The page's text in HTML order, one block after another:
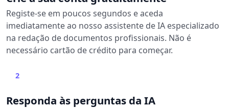
Registe-se em poucos segundos e aceda
imediatamente ao nosso assistente de IA especializado
na redação de documentos profissionais. Não é
necessário cartão de crédito para começar.
2
Responda às perguntas da IA